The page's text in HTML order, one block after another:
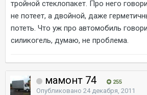
тройной стеклопакет. Про него
не потеет, а двойной, даже
потеть. Что уж про автомобиль
силикогель, думаю, не проблема.
мамонт 74 255
Опубликовано 24 декабря, 2011